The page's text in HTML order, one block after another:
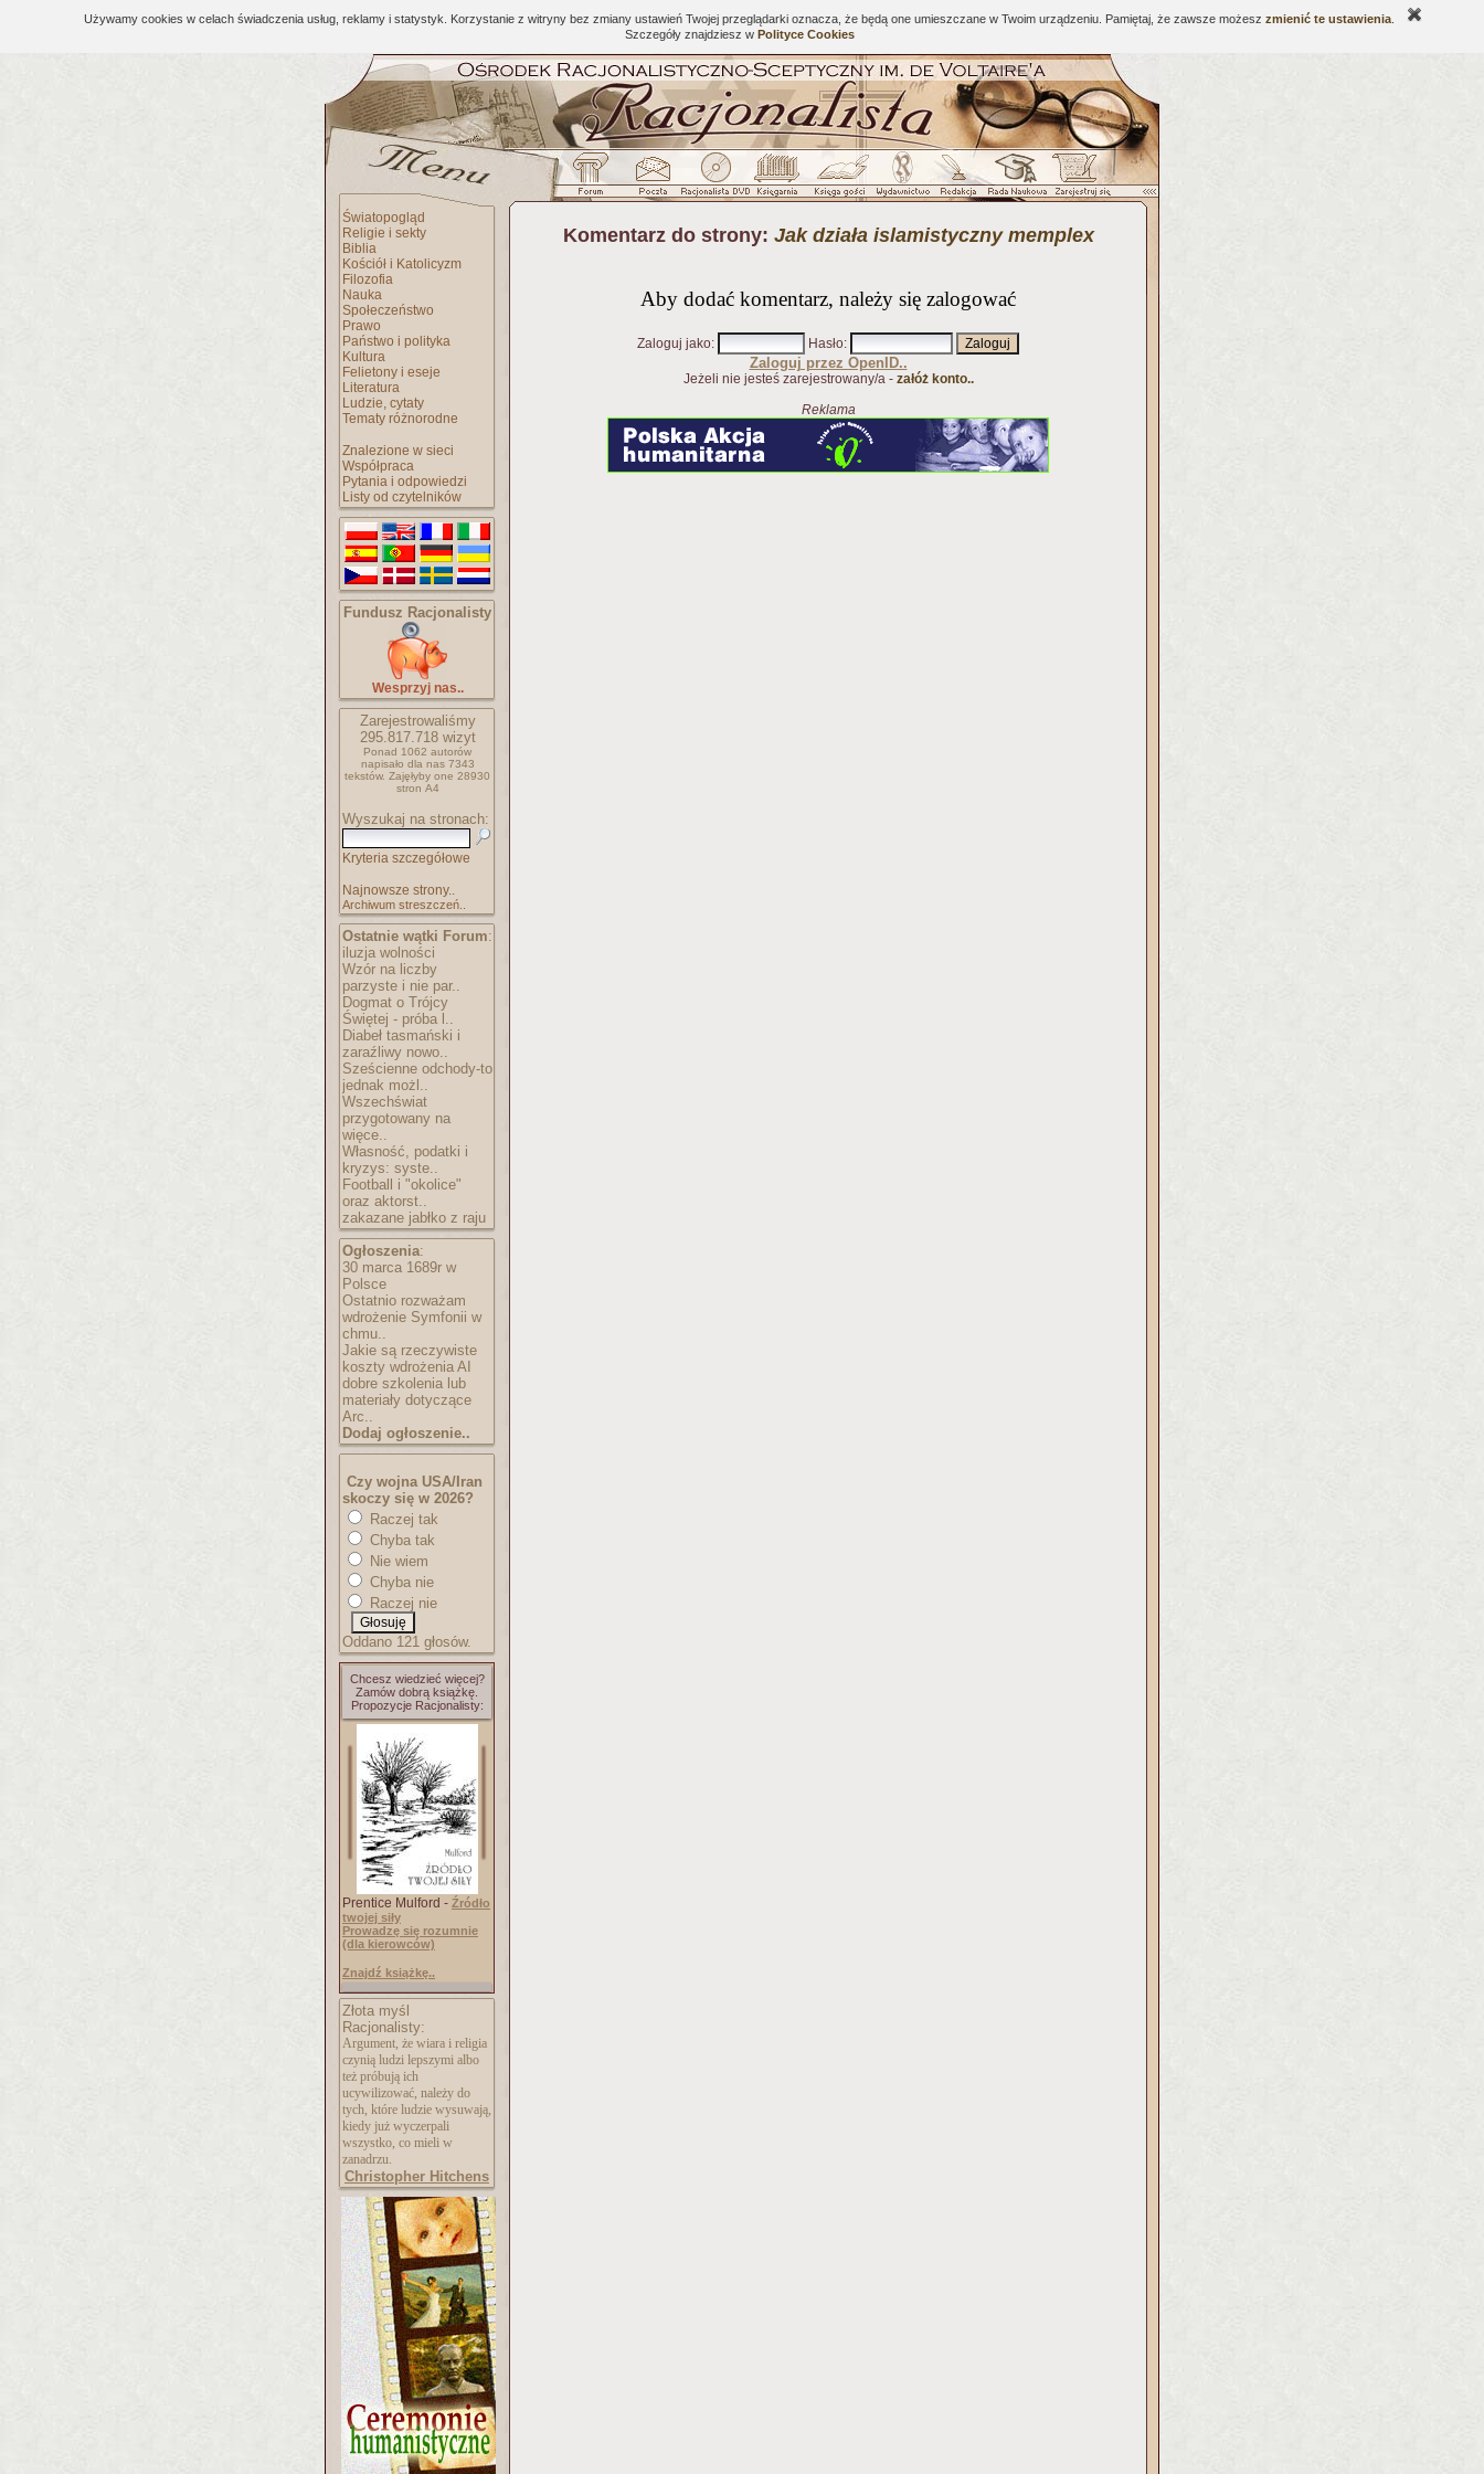
Używamy cookies w celach świadczenia usług, reklamy i statystyk. Korzystanie z witryny bez zmiany ustawień Twojej przeglądarki oznacza, że będą one umieszczane w Twoim urządzeniu. Pamiętaj, że zawsze możesz zmienić te ustawienia
Szczegóły znajdziesz w Polityce Cookies
Światopogląd
Religie i sekty
Biblia
Kościół i Katolicyzm
Filozofia
Nauka
Społeczeństwo
Prawo
Państwo i polityka
Kultura
Felietony i eseje
Literatura
Ludzie, cytaty
Tematy różnorodne
Znalezione w sieci
Współpraca
Pytania i odpowiedzi
Listy od czytelników
Fundusz Racjonalisty
Wesprzyj nas..
Zarejestrowaliśmy
295.817.718wizyt
Ponad 1062 autorów
napisało dla nas 7343
tekstów. Zajęłyby one 28930
stron A4
Wyszukaj na stronach:
Kryteria szczegółowe
Najnowsze strony..
Archiwum streszczeń..
Ostatnie wątki Forum:
iluzja wolności
Wzór na liczby
parzyste i nie par..
Dogmat o Trójcy
Świętej - próba l..
Diabeł tasmański i
zaraźliwy nowo..
Sześcienne odchody-to
jednak możl..
Wszechświat
przygotowany na
więce..
Własność, podatki i
kryzys: syste..
Football i "okolice"
oraz aktorst..
zakazane jabłko z raju
Ogłoszenia:
30 marca 1689r w
Polsce
Ostatnio rozważam
wdrożenie Symfonii w
chmu..
Jakie są rzeczywiste
koszty wdrożenia AI
dobre szkolenia lub
materiały dotyczące
Arc..
Dodaj ogłoszenie..
Czy wojna USA/Iran
skoczy się w 2026?
Raczej tak
Chyba tak
Nie wiem
Chyba nie
Raczej nie
Oddano 121 głosów.
Chcesz wiedzieć więcej?
Zamów dobrą książkę.
Propozycje Racjonalisty:
Prentice Mulford - Źródło
twojej siły
Prowadzę się rozumnie
(dla kierowców)
Znajdź książkę..
Złota myśl
Racjonalisty:
Argument, że wiara i religia
czynią ludzi lepszymi albo
też próbują ich
ucywilizować, należy do
tych, które ludzie wysuwają,
kiedy już wyczerpali
wszystko, co mieli w
zanadrzu.
Christopher Hitchens
Komentarz do strony: Jak działa islamistyczny memplex
Aby dodać komentarz, należy się zalogować
Zaloguj jako: Hasło:
Zaloguj przez OpenID..
Jeżeli nie jesteś zarejestrowany/a - załóż konto..
Reklama